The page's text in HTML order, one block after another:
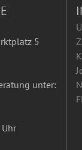
5
unter: